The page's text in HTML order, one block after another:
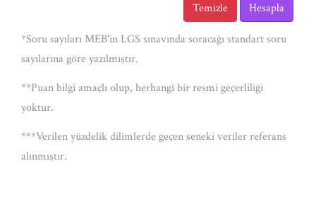
Temizle Hesapla
*Soru sayıları MEB'in LGS sınavında soracağı standart soru
sayılarına göre yazılmıştır.
**Puan bilgi amaçlı olup, herhangi bir resmi geçerliliği
yoktur.
***Verilen yüzdelik dilimlerde geçen seneki veriler referans
alınmıştır.